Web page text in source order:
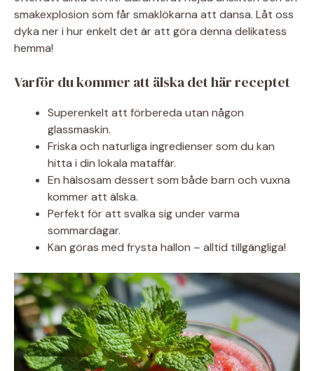
smakexplosion som får smaklökarna att dansa. Låt oss
dyka ner i hur enkelt det är att göra denna delikatess
hemma!
Varför du kommer att älska det här receptet
Superenkelt att förbereda utan någon
glassmaskin.
Friska och naturliga ingredienser som du kan
hitta i din lokala mataffär.
En hälsosam dessert som både barn och vuxna
kommer att älska.
Perfekt för att svalka sig under varma
sommardagar.
Kan göras med frysta hallon – alltid tillgängliga!